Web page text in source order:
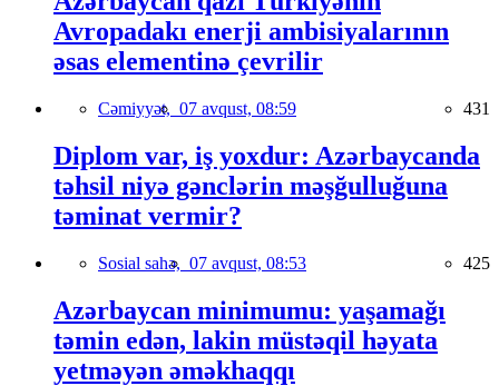
Avropadakı enerji ambisiyalarının
əsas elementinə çevrilir
Cəmiyyət, 07 avqust, 08:59 431
Diplom var, iş yoxdur: Azərbaycanda
təhsil niyə gənclərin məşğulluğuna
təminat vermir?
Sosial sahə, 07 avqust, 08:53 425
Azərbaycan minimumu: yaşamağı
təmin edən, lakin müstəqil həyata
yetməyən əməkhaqqı